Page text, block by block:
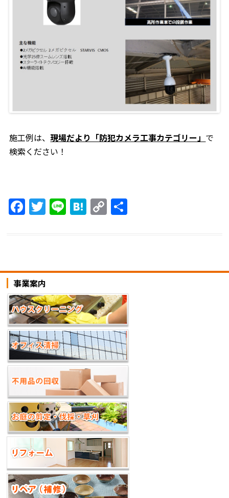
施工例は、現場だより「防犯カメラ工事カテゴリー」 で
検索ください！
F
b
o
o
k
T Li H
a
C
Li
n
k
事業案内